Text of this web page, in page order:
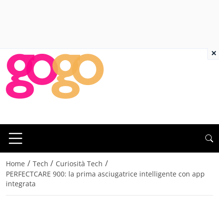
Home / Tech / Curiosità Tech /
PERFECTCARE 900: la prima asciugatrice intelligente con app
integrata
×